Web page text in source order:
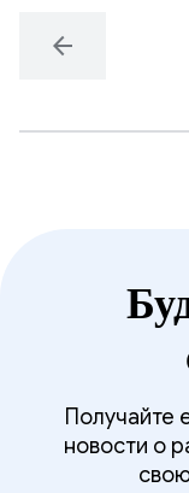
arrow_back
Получайте
новости о